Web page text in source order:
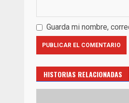
Guarda mi nombre,
HISTORIAS RELACIONADAS